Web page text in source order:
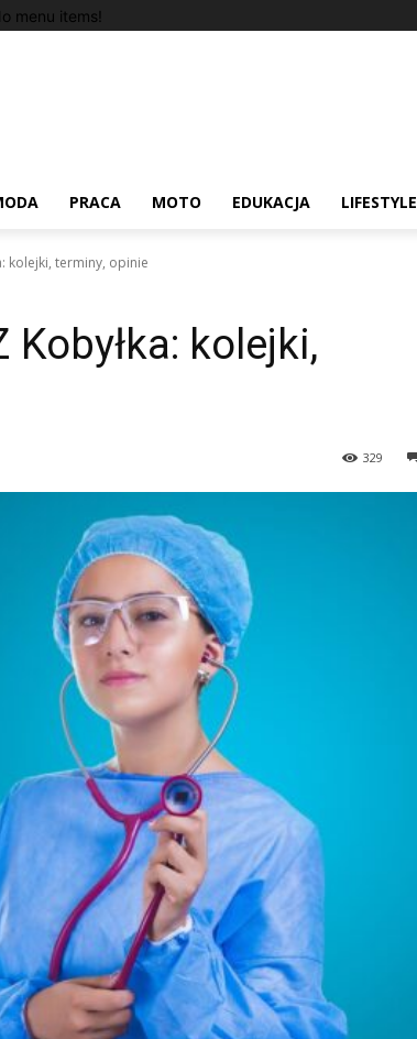
menu items!
PRACA MOTO EDUKACJA LIFESTYLE
kolejki, terminy, opinie
kolejki,
329